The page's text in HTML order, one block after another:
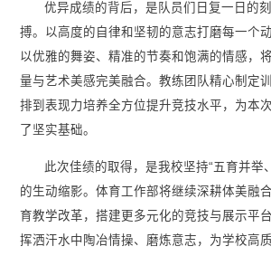
优异成绩的背后，是队员们日复一日的
搏。以高度的自律和坚韧的意志打磨每一个
以优雅的舞姿、精准的节奏和饱满的情感，
量与艺术美感完美融合。教练团队精心制定
排到表现力培养全方位提升竞技水平，为本
了坚实基础。
此次佳绩的取得，是我校坚持“五育并举
的生动缩影。体育工作部将继续深耕体美融
育教学改革，搭建更多元化的竞技与展示平
挥洒汗水中陶冶情操、磨炼意志，为学校高